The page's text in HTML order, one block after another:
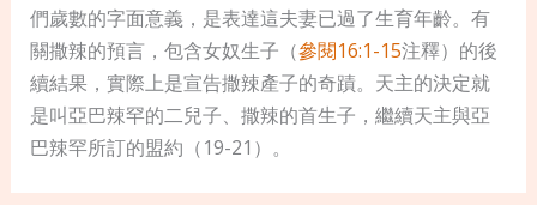
們歲數的字面意義，是表達這夫妻已過了生育年齡。有
關撒辣的預言，包含女奴生子（參閱16:1-15注釋）的後
續結果，實際上是宣告撒辣產子的奇蹟。天主的決定就
是叫亞巴辣罕的二兒子、撒辣的首生子，繼續天主與亞
巴辣罕所訂的盟約（19-21）。